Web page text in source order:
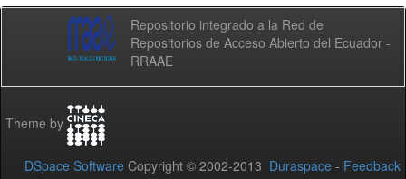
Repositorio integrado a la Red de
Repositorios de Acceso Abierto del Ecuador -
RRAAE
Theme by
DSpace Software Copyright © 2002-2013 Duraspace - Feedback